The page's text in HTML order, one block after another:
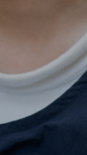
れ、厚生労働省の